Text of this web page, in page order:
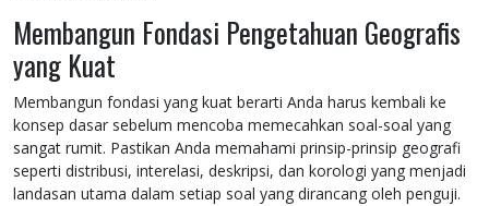
Membangun Fondasi Pengetahuan Geografis
yang Kuat
Membangun fondasi yang kuat berarti Anda harus kembali ke
konsep dasar sebelum mencoba memecahkan soal-soal yang
sangat rumit. Pastikan Anda memahami prinsip-prinsip geografi
seperti distribusi, interelasi, deskripsi, dan korologi yang menjadi
landasan utama dalam setiap soal yang dirancang oleh penguji.